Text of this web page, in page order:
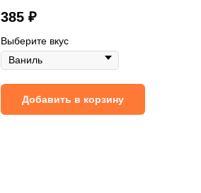
385 ₽
Выберите вкус
Добавить в корзину